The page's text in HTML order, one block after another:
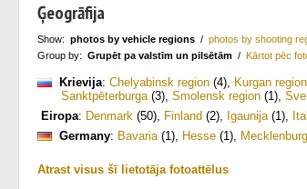
Ģeogrāfija
Show: photos by vehicle regions / photos by shooting
Group by: Grupēt pa valstīm un pilsētām / Kārtot pēc
Krievija: Chelyabinsk region (4), Kurgan region
Sanktpēterburga(3), Smolensk region (1),
Eiropa: Denmark (50), Finland (2), Igaunija(1),
Germany: Bavaria(1), Hesse (1),
Atrast visus šī lietotāja fotoattēlus